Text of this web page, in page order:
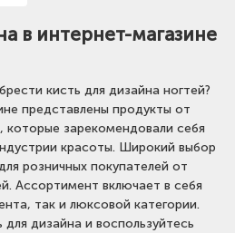
в интернет-магазине
кисть для дизайна ногтей?
представлены продукты от
которые зарекомендовали себя
красоты. Широкий выбор
розничных покупателей от
Ассортимент включает в себя
так и люксовой категории.
дизайна и воспользуйтесь